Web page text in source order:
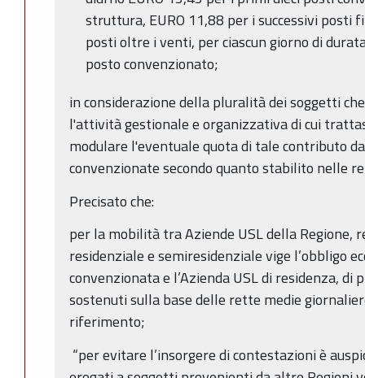
struttura, EURO 11,88 per i successivi posti
posti oltre i venti, per ciascun giorno di
posto convenzionato;
in considerazione della pluralità dei soggetti
l'attività gestionale e organizzativa di cui
modulare l'eventuale quota di tale contributo
convenzionate secondo quanto stabilito nelle
Precisato che:
per la mobilità tra Aziende USL della Regione,
residenziale e semiresidenziale vige l’obbligo
convenzionata e l’Azienda USL di residenza, di
sostenuti sulla base delle rette medie
riferimento;
“per evitare l’insorgere di contestazioni è